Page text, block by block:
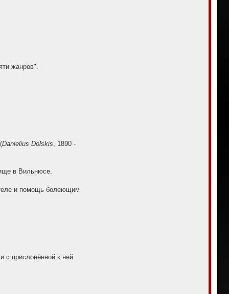
жанров".
Danielius Dolskis , 1890 -
в Вильнюсе.
и помощь болеющим
с прислонённой к ней